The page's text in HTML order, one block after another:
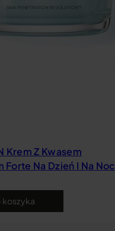
Krem Z Kwasem
Forte Na Dzień I Na Noc
koszyka